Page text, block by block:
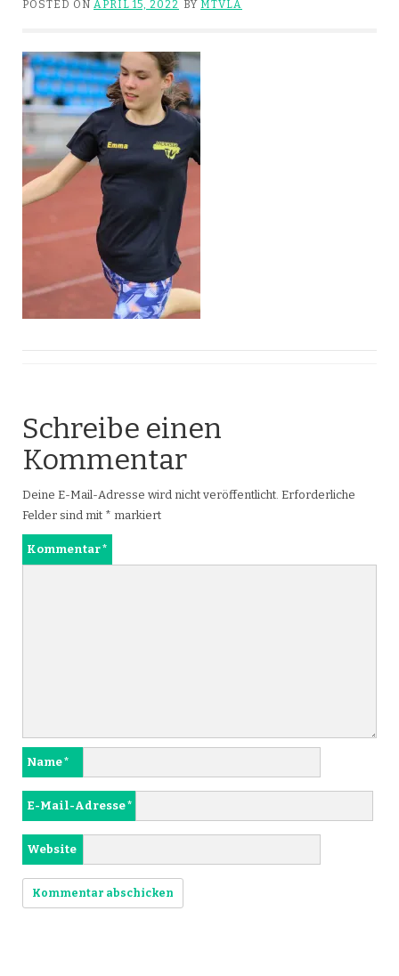
POSTED ON APRIL 15, 2022 BY MTVLA
Schreibe einen
Kommentar
Deine E-Mail-Adresse wird nicht veröffentlicht. Erforderliche
Felder sind mit * markiert
Kommentar*
Name*
E-Mail-Adresse*
Website